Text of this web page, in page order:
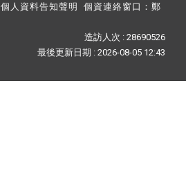
個人資料告知聲明 個資連絡窗口： 鄭
造訪人次 : 28690526
最後更新日期 :2026-08-05 12:43